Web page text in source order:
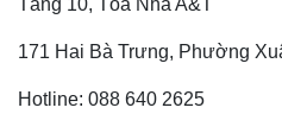
Tầng 10, Tòa Nhà A&T
171 Hai Bà Trưng, Phường
Hotline: 088 640 2625